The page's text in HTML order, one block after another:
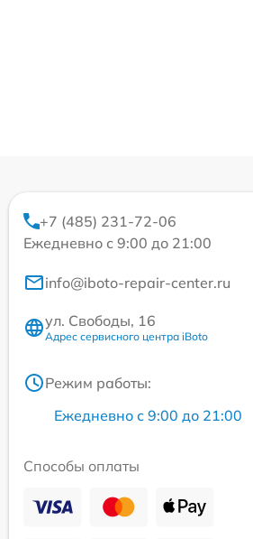
+7 (485) 231-72-06
Ежедневно с 9:00 до 21:00
info@iboto-repair-center.ru
ул. Свободы, 16
Адрес сервисного центра iBoto
Режим работы:
Ежедневно с 9:00 до 21:00
Способы оплаты